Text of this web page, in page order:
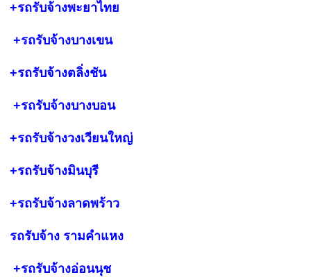
+รถรับจ้างพะยาไทย
+รถรับจ้างบางเขน
+รถรับจ้างตลิ่งชัน
+รถรับจ้างบางบอน
+รถรับจ้างวงเวียนใหญ่
+รถรับจ้างมินบุรี
+รถรับจ้างลาดพร้าว
รถรับจ้าง รามคำแหง
+รถรับจ้างอ่อนนุช